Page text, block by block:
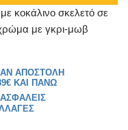
κοκάλινο σκελετό σε
με γκρι-μωβ
ΑΠΟΣΤΟΛΗ
ΚΑΙ ΠΑΝΩ
ΑΣΦΑΛΕΙΣ